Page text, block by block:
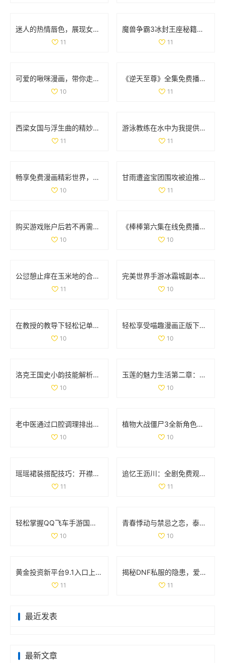
迷人的热情唇色，展现女性独特韵味与魅力
11
魔兽争霸3冰封王座秘籍全解析，助你轻松通关游戏
11
可爱的啾咪漫画，带你走进奇幻的二次元世界
10
《逆天至尊》全集免费播放，尽享精彩剧情和热血冒险之旅
11
西梁女国与浮生曲的精妙连接与创作过程探讨
11
游泳教练在水中为我提供专业指导的精彩瞬间
11
畅享免费漫画精彩世界，轻松进入漫漫漫画入口页面
10
甘雨遭盗宝团围攻被迫推离现场 引发网友热议
11
购买游戏账户后若不再需要，是否可以申请退款
10
《棒棒第六集在线免费播放方法分享与观看体验》
10
公愆憩止痒在玉米地的合法性解析与相关问题探讨
11
完美世界手游冰霜城副本高效通关技巧全面解析攻略
10
在教授的教导下轻松记单词的趣味电影推荐
10
轻松享受喵趣漫画正版下载，探索猫咪世界的乐趣
10
洛克王国史小韵技能解析与专属技能全面解读
10
玉莲的魅力生活第二章：探索爱情与激情的旅程
10
老中医通过口腔调理排出体内阴毒的方法揭秘
10
植物大战僵尸3全新角色揭秘 異次元之旅精彩不断
10
瑶瑶裙装搭配技巧：开襟开叉裙与鞋子的完美组合
11
追忆王沥川：全剧免费观看引发网友热议与情感共鸣
11
轻松掌握QQ飞车手游国服成绩查询技巧和方法
10
青春悸动与禁忌之恋，泰剧《上瘾》探索爱与欲的复杂关系
10
黄金投资新平台9.1入口上线，尽享财富机会与投资资讯
11
揭秘DNF私服的隐患，爱玩游戏的你该警惕哪些问题
11
最近发表
最新文章